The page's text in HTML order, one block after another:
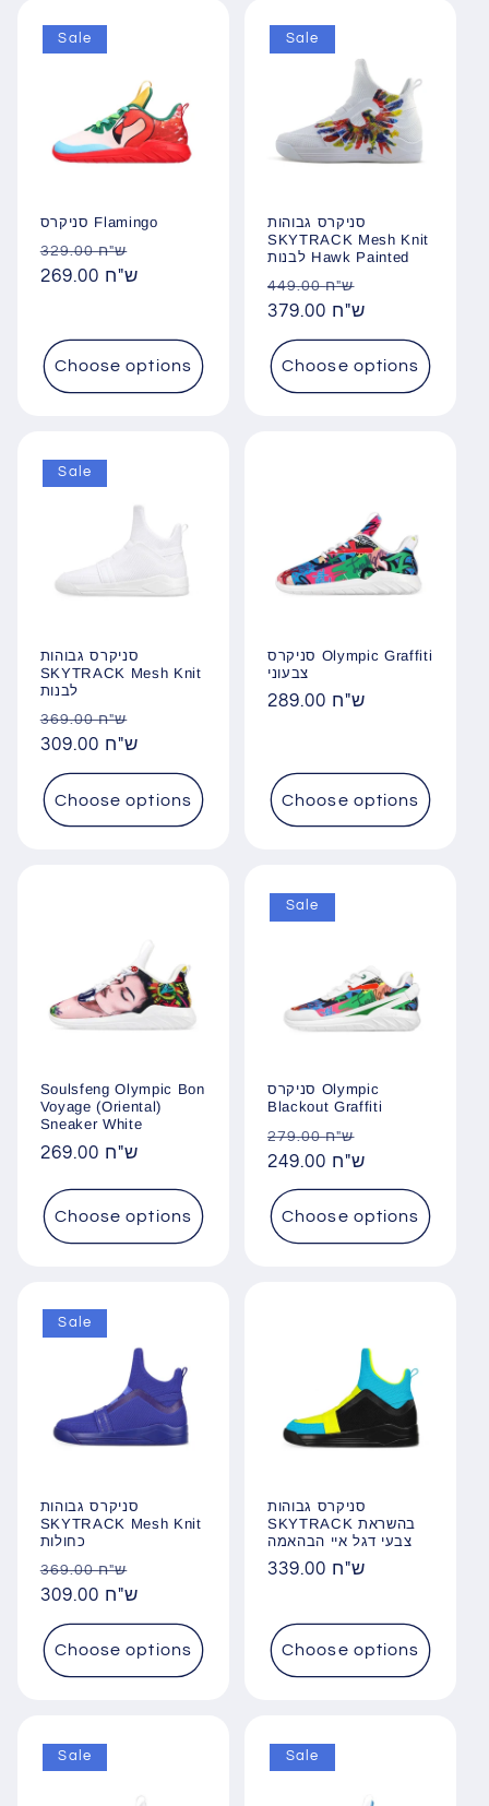
Sale
סניקרס Flamingo
Regular
price
329.00 ש"ח
269.00 ש"ח
Choose options
Sale
סניקרס גבוהות
SKYTRACK Mesh Knit
לבנות Hawk Painted
Regular
price
449.00 ש"ח
379.00 ש"ח
Choose options
Sale
סניקרס גבוהות
SKYTRACK Mesh Knit
לבנות
Regular
price
369.00 ש"ח
309.00 ש"ח
Choose options
סניקרס Olympic Graffiti
צבעוני
Regular289.00 ש"ח
Choose options
Soulsfeng Olympic Bon
Voyage (Oriental)
Sneaker White
Regular269.00 ש"ח
Choose options
Sale
סניקרס Olympic
Blackout Graffiti
Regular
price
279.00 ש"ח
249.00 ש"ח
Choose options
Sale
סניקרס גבוהות
SKYTRACK Mesh Knit
כחולות
Regular
price
369.00 ש"ח
309.00 ש"ח
Choose options
סניקרס גבוהות
SKYTRACK בהשראת
צבעי דגל איי הבהאמה
Regular339.00 ש"ח
Choose options
Sale Sale